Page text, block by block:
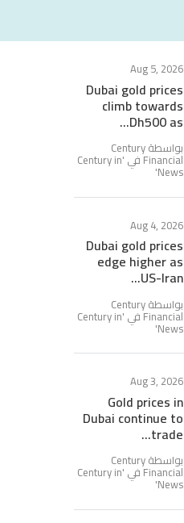
Aug 5, 2026
Dubai gold prices
climb towards
Dh500 as...
بواسطة Century
Financial في ' Century in
News
'
Aug 4, 2026
Dubai gold prices
edge higher as
US-Iran...
بواسطة Century
Financial في ' Century in
News
'
Aug 3, 2026
Gold prices in
Dubai continue to
trade...
بواسطة Century
Financial في ' Century in
News
'